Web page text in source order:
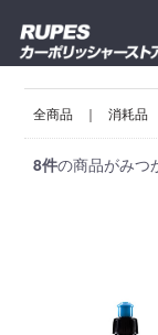
全商品 消耗品
8件の商品がみつ